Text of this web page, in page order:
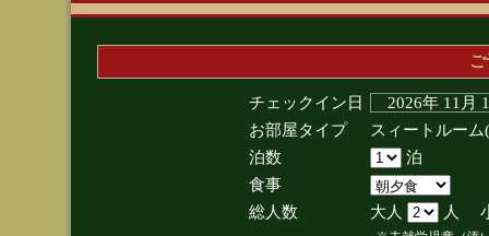
チェックイン日
2026年 11
お部屋タイプ
スィートルー
泊数
泊
食事
総人数
大人 人